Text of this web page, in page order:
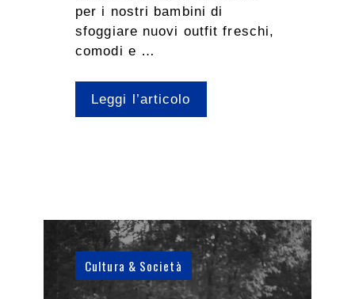
per i nostri bambini di
sfoggiare nuovi outfit freschi,
comodi e …
Leggi l’articolo
Cultura & Società